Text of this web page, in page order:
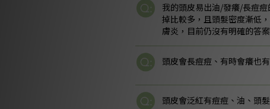
我的頭皮易出油/發癢/長痘
掉比較多，且頭髮密度漸低
膚炎，目前仍沒有明確的答
頭皮會長痘痘、有時會癢也
頭皮會泛紅有痘痘、油、頭